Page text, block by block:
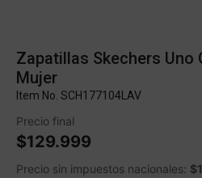
Zapatillas Skechers Uno
Mujer
Item No. SCH177104LAV
Precio final
$129.999
Precio sin impuestos nacionales: